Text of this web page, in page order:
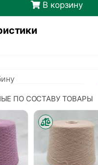
В корзину
ПО СОСТАВУ ТОВАРЫ